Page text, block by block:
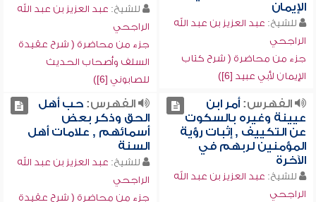
الإيمان
للشيخ: عبد العزيز بن عبد الله
الراجحي
جزء من محاضرة ( شرح كتاب
الإيمان لأبي عبيد [6])
للشيخ: عبد العزيز بن عبد الله
الراجحي
جزء من محاضرة ( شرح عقيدة
السلف وأصحاب الحديث
للصابوني [6])
الفهرس:أمر ابن
عيينة وغيره بالسكوت
عن التكييف , إثبات رؤية
المؤمنين لربهم في
الآخرة
للشيخ: عبد العزيز بن عبد الله
الراجحي
الفهرس:حب أهل
الحق وذكر بعض
أسمائهم , علامات أهل
السنة
للشيخ: عبد العزيز بن عبد الله
الراجحي
جزء من محاضرة ( شرح عقيدة